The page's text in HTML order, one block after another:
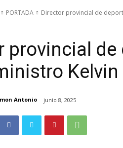
PORTADA Director provincial de
provincial
Kelvin
Antonio junio 8, 2025